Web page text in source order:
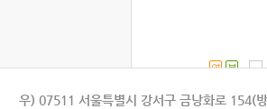
연 북
우) 07511 서울특별시 강서구 금낭화로 154(